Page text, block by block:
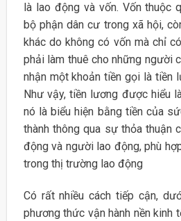
là lao động và vốn. Vốn thuộc
bộ phận dân cư trong xã hội,
khác do không có vốn mà chỉ
phải làm thuê cho những người
nhận một khoản tiền gọi là tiền
Như vậy, tiền lương được hiểu
nó là biểu hiện bằng tiền của
thành thông qua sự thỏa thuận
động và người lao động, phù
trong thị trường lao động
Có rất nhiều cách tiếp cận,
phương thức vận hành nền kinh